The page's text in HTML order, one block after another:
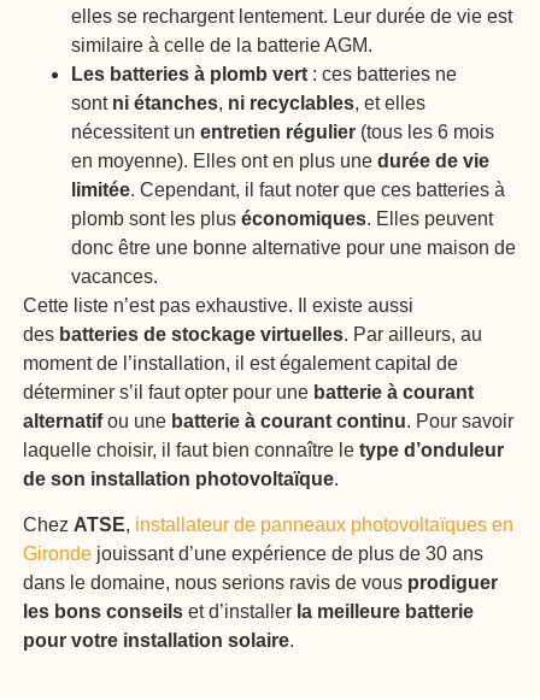
elles se rechargent lentement. Leur durée de vie est
similaire à celle de la batterie AGM.
Les batteries à plomb vert: ces batteries ne
sont ni étanches, ni recyclables, et elles
nécessitent un entretien régulier(tous les 6 mois
en moyenne). Elles ont en plus une durée de vie
limitée. Cependant, il faut noter que ces batteries à
plomb sont les plus économiques. Elles peuvent
donc être une bonne alternative pour une maison de
vacances.
Cette liste n’est pas exhaustive. Il existe aussi
des batteries de stockage virtuelles. Par ailleurs, au
moment de l’installation, il est également capital de
déterminer s’il faut opter pour une batterie à courant
alternatifou une batterie à courant continu. Pour savoir
laquelle choisir, il faut bien connaître le type d’onduleur
de son installation photovoltaïque.
Chez ATSE, installateur de panneaux photovoltaïques en
Girondejouissant d’une expérience de plus de 30 ans
dans le domaine, nous serions ravis de vous prodiguer
les bons conseils et d’installer la meilleure batterie
pour votre installation solaire.